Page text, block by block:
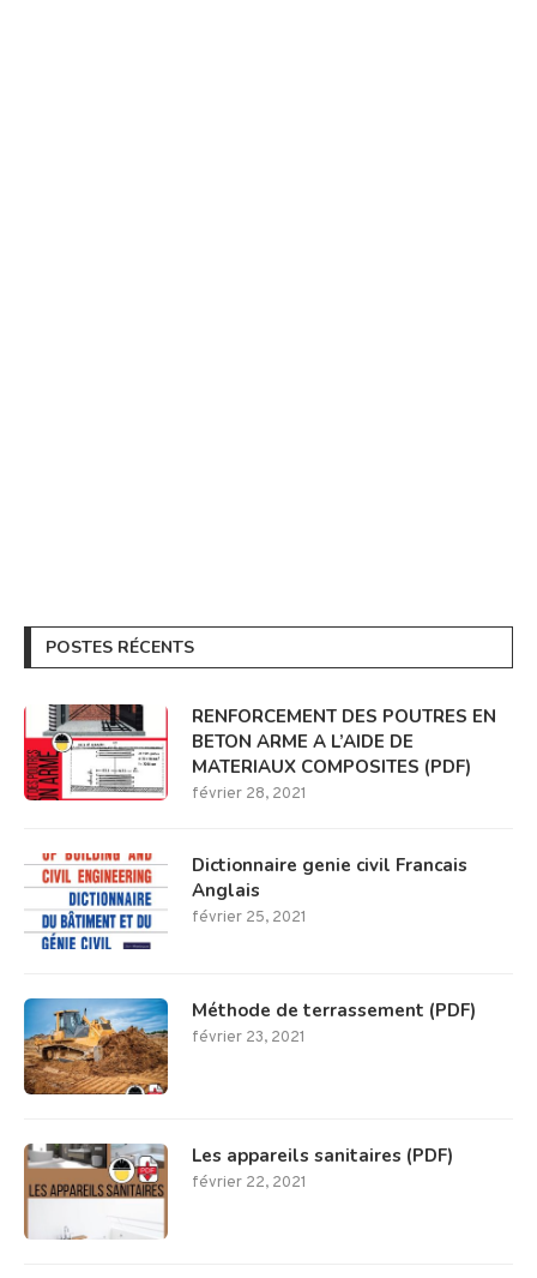
POSTES RÉCENTS
RENFORCEMENT DES POUTRES EN
BETON ARME A L’AIDE DE
MATERIAUX COMPOSITES (PDF)
février 28, 2021
Dictionnaire genie civil Francais
Anglais
février 25, 2021
Méthode de terrassement (PDF)
février 23, 2021
Les appareils sanitaires (PDF)
février 22, 2021